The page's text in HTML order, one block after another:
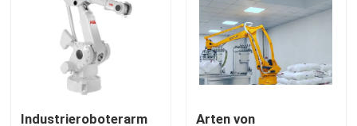
Videos
VR-Show
Industrieroboterarm
Arten von